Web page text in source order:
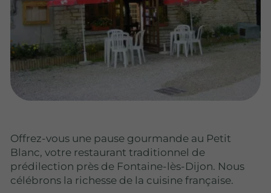
Offrez-vous une pause gourmande au Petit
Blanc, votre restaurant traditionnel de
prédilection près de Fontaine-lès-Dijon. Nous
célébrons la richesse de la cuisine française.